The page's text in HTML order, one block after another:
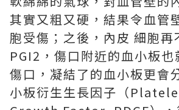
其實又粗又硬，結果令血管
胞受傷；之後，內皮 細胞再
PGI2，傷口附近的血小板也
傷口，凝結了的血小板更會
小板衍生生長因子（